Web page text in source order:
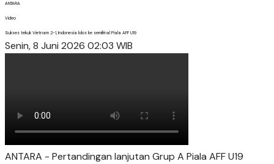
ANTARA
Video
Sukses tekuk Vietnam 2-1, Indonesia lolos ke semifinal Piala AFF U19
Senin, 8 Juni 2026 02:03 WIB
ANTARA - Pertandingan lanjutan Grup A Piala AFF U19